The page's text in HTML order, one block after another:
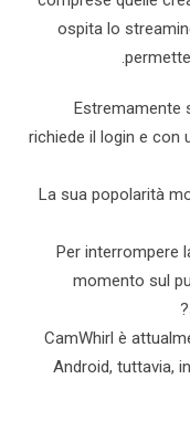
ospita lo
Estremamente
richiede il login e con
La sua popolarità
Per interrompere
momento sul
CamWhirl è
Android, tuttavia,